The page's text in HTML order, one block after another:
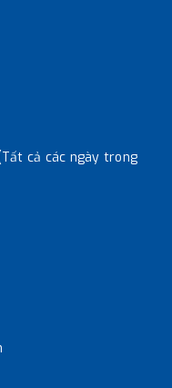
cả các ngày trong